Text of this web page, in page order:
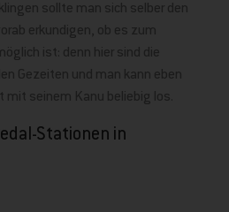
sollte man sich selber den
erkundigen, ob es zum
ist: denn hier sind die
Gezeiten und man kann eben
mit seinem Kanu beliebig los.
Stationen in